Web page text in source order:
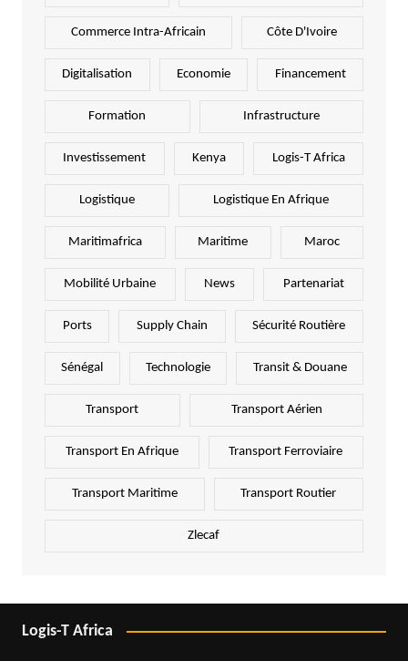
Commerce Intra-Africain Côte D'Ivoire
Digitalisation Economie Financement
Formation Infrastructure
Investissement Kenya Logis-T Africa
Logistique Logistique En Afrique
Maritimafrica Maritime Maroc
Mobilité Urbaine News Partenariat
Ports Supply Chain Sécurité Routière
Sénégal Technologie Transit & Douane
Transport Transport Aérien
Transport En Afrique Transport Ferroviaire
Transport Maritime Transport Routier
Zlecaf
Logis-T Africa